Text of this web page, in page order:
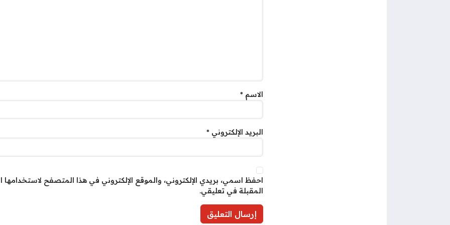
الاسم *
البريد الإلكتروني *
احفظ اسمي، بريدي الإلكتروني، والموقع الإلكتروني في هذا المتصفح لاستخدامها
المقبلة في تعليقي.